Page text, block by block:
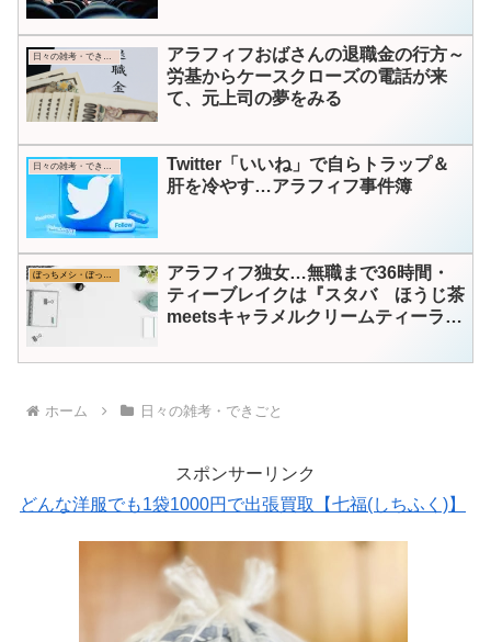
日々の雑考・できごと
アラフィフおばさんの退職金の行方～
労基からケースクローズの電話が来
て、元上司の夢をみる
Twitter「いいね」で自らトラップ＆
肝を冷やす…アラフィフ事件簿
ぼっちメシ・ぼっちカフェ
アラフィフ独女…無職まで36時間・
ティーブレイクは『スタバ ほうじ茶
meetsキャラメルクリームティーラ
ホーム 日々の雑考・できごと
スポンサーリンク
どんな洋服でも1袋1000円で出張買取【七福(しちふく)】